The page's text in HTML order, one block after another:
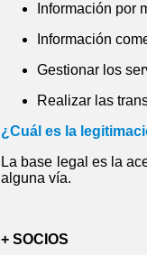
Información por
Información
Gestionar los
Realizar las
¿Cuál es la
La base legal es la
alguna vía.
+ SOCIOS